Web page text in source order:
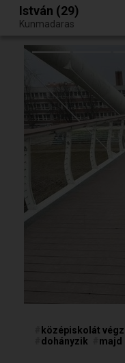
Egy jó randiból bármi lehet.
István (29)
Kunmadaras
középiskolát
dohányzik majd